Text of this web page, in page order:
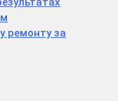
ремонту за